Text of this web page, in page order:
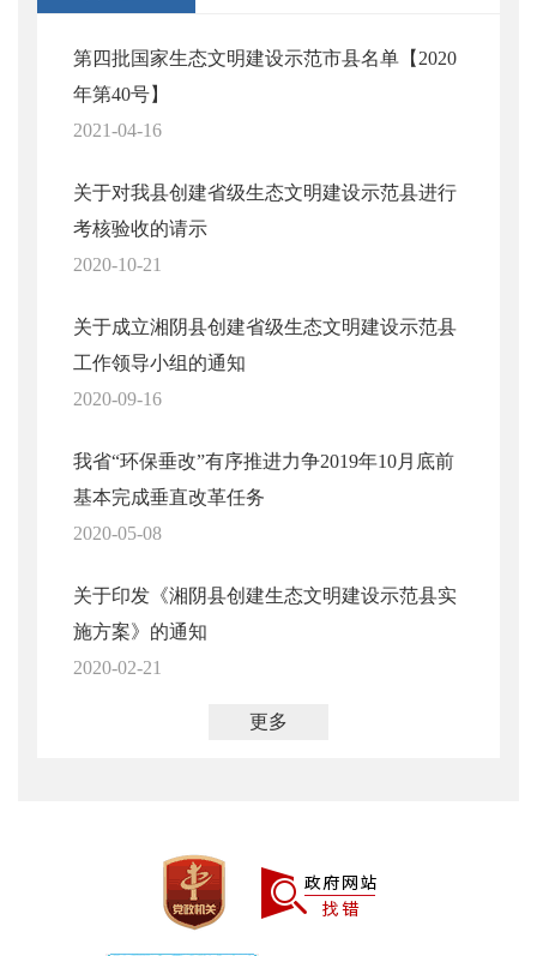
第四批国家生态文明建设示范市县名单【2020
年第40号】
2021-04-16
关于对我县创建省级生态文明建设示范县进行
考核验收的请示
2020-10-21
关于成立湘阴县创建省级生态文明建设示范县
工作领导小组的通知
2020-09-16
我省“环保垂改”有序推进力争2019年10月底前
基本完成垂直改革任务
2020-05-08
关于印发《湘阴县创建生态文明建设示范县实
施方案》的通知
2020-02-21
更多